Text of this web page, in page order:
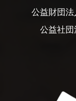
公益財団
公益社